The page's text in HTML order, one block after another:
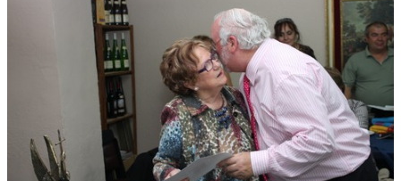
Log diploma en Pdf
Sistemas Digitales
Noticias de interés
Contacto